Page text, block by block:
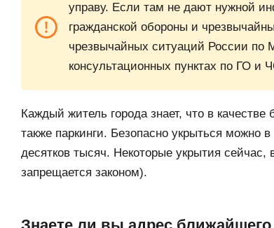
управу. Если там не дают нужной
гражданской обороны и
чрезвычайных ситуаций России по
консультационных пунктах по ГО и
Каждый житель города знает, что в
также паркинги. Безопасно укрыться можно
десятков тысяч. Некоторые укрытия
запрещается законом).